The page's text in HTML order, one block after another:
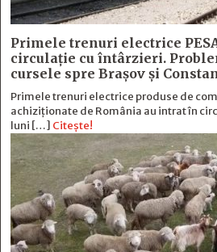
Primele trenuri electrice
circulație cu întârzieri.
cursele spre Brașov și
Primele trenuri electrice produse de
achiziționate de România au intrat în
luni […] Citește!